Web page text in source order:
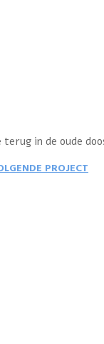
terug in de oude
PROJECT